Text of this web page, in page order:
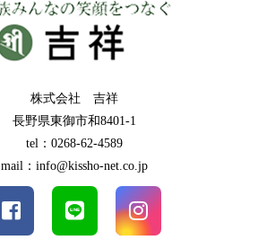
株式会社 吉祥
長野県東御市和8401-1
tel：0268-62-4589
mail：info@kissho-net.co.jp